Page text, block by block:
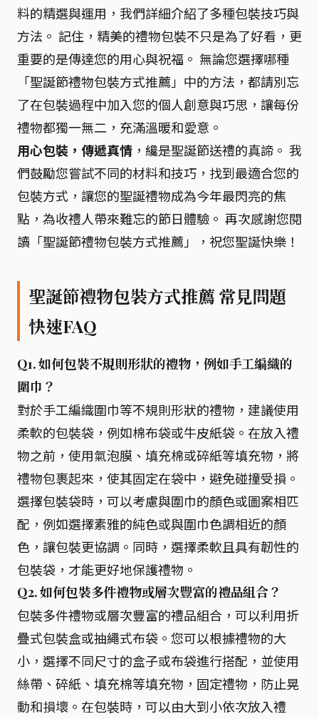
料的精選與運用，我們詳細介紹了多種包裝技巧與
方法。 記住，精美的禮物包裝不只是為了好看，更
重要的是傳達您的用心與祝福。 無論您選擇哪種
「聖誕節禮物包裝方式推薦」中的方法，都請別忘
了在包裝過程中加入您的個人創意與巧思，讓每份
禮物都獨一無二，充滿溫暖和愛意。
用心包裝，傳遞真情 ，纔是聖誕節送禮的真諦。 我
們鼓勵您嘗試不同的材料和技巧，找到最適合您的
包裝方式，讓您的聖誕禮物成為今年最閃亮的焦
點，為收禮人帶來難忘的節日體驗。 再次感謝您閱
讀「聖誕節禮物包裝方式推薦」，祝您聖誕快樂！
聖誕節禮物包裝方式推薦 常見問題
快速FAQ
Q1. 如何包裝不規則形狀的禮物，例如手工編織的
圍巾？
對於手工編織圍巾等不規則形狀的禮物，建議使用
柔軟的包裝袋，例如棉布袋或牛皮紙袋。在放入禮
物之前，使用氣泡膜、填充棉或碎紙等填充物，將
禮物包裹起來，使其固定在袋中，避免碰撞受損。
選擇包裝袋時，可以考慮與圍巾的顏色或圖案相匹
配，例如選擇素雅的純色或與圍巾色調相近的顏
色，讓包裝更協調。同時，選擇柔軟且具有韌性的
包裝袋，才能更好地保護禮物。
Q2. 如何包裝多件禮物或層次豐富的禮品組合？
包裝多件禮物或層次豐富的禮品組合，可以利用折
疊式包裝盒或抽繩式布袋。您可以根據禮物的大
小，選擇不同尺寸的盒子或布袋進行搭配，並使用
絲帶、碎紙、填充棉等填充物，固定禮物，防止晃
動和損壞。在包裝時，可以由大到小依次放入禮